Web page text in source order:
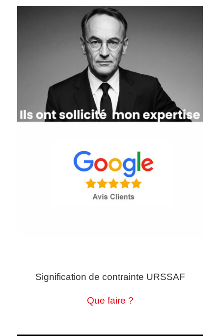
Signification de contrainte URSSAF
Que faire ?